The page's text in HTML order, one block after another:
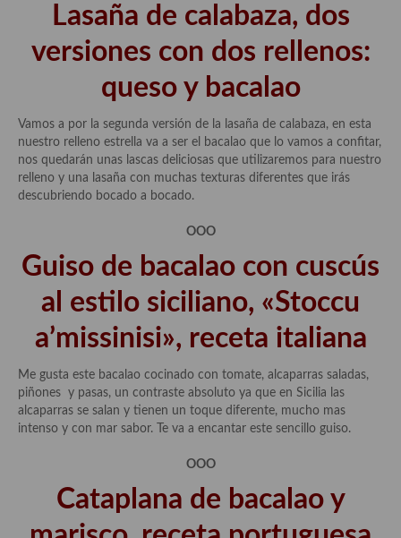
Lasaña de calabaza, dos
versiones con dos rellenos:
queso y bacalao
Vamos a por la segunda versión de la lasaña de calabaza, en esta
nuestro relleno estrella va a ser el bacalao que lo vamos a confitar,
nos quedarán unas lascas deliciosas que utilizaremos para nuestro
relleno y una lasaña con muchas texturas diferentes que irás
descubriendo bocado a bocado.
OOO
Guiso de bacalao con cuscús
al estilo siciliano, «Stoccu
a’missinisi», receta italiana
Me gusta este bacalao cocinado con tomate, alcaparras saladas,
piñones y pasas, un contraste absoluto ya que en Sicilia las
alcaparras se salan y tienen un toque diferente, mucho mas
intenso y con mar sabor. Te va a encantar este sencillo guiso.
OOO
Cataplana de bacalao y